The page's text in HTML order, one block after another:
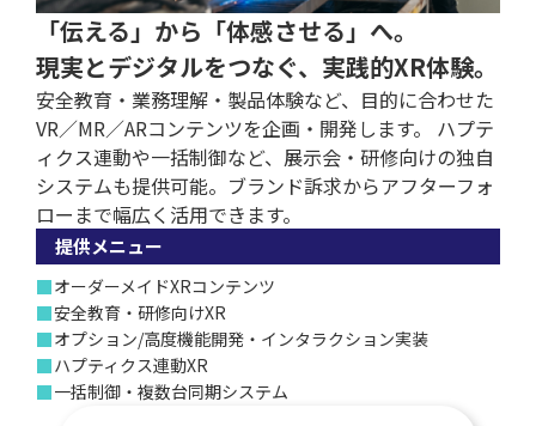
「伝える」から「体感させる」へ。
現実とデジタルをつなぐ、実践的XR体験。
安全教育・業務理解・製品体験など、目的に合わせた
VR／MR／ARコンテンツを企画・開発します。 ハプテ
ィクス連動や一括制御など、展示会・研修向けの独自
システムも提供可能。ブランド訴求からアフターフォ
ローまで幅広く活用できます。
提供メニュー
■オーダーメイドXRコンテンツ
■安全教育・研修向けXR
■オプション/高度機能開発・インタラクション実装
■ハプティクス連動XR
■一括制御・複数台同期システム